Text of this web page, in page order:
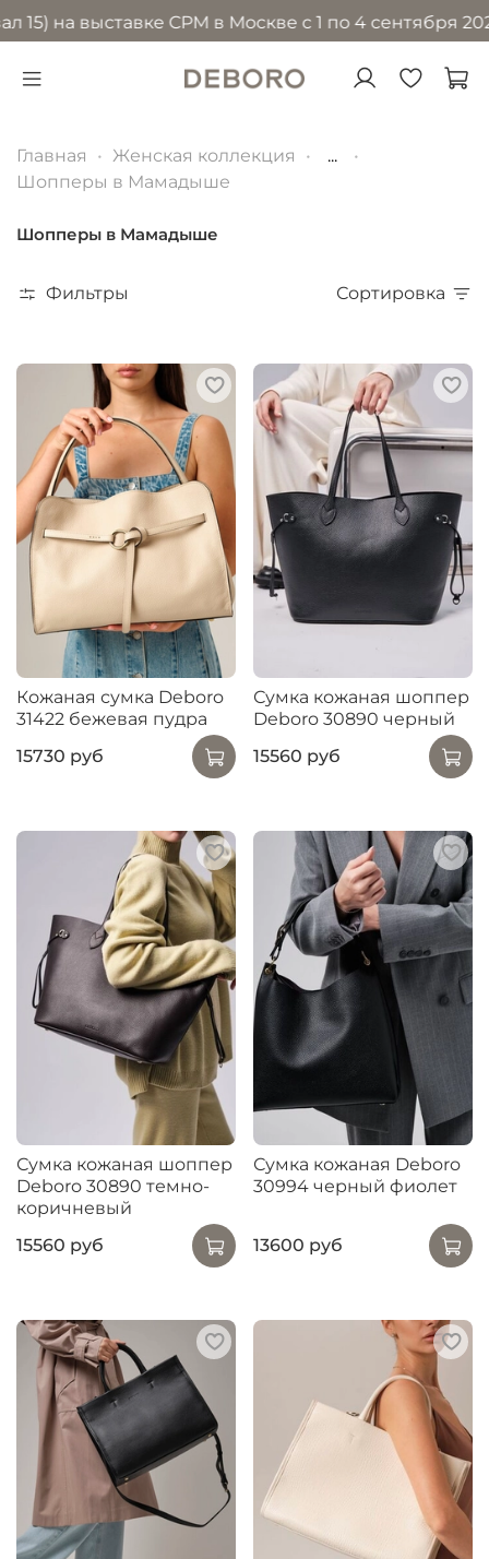
выставке CPM в Москве с 1 по 4 сентября 2026
Главная Женская коллекция
...
Шопперы в Мамадыше
Шопперы в Мамадыше
Фильтры Сортировка
Кожаная сумка Deboro
31422 бежевая пудра
15730 руб
Сумка кожаная шоппер
Deboro 30890 черный
15560 руб
Сумка кожаная шоппер
Deboro 30890 темно-
коричневый
15560 руб
Сумка кожаная Deboro
30994 черный фиолет
13600 руб